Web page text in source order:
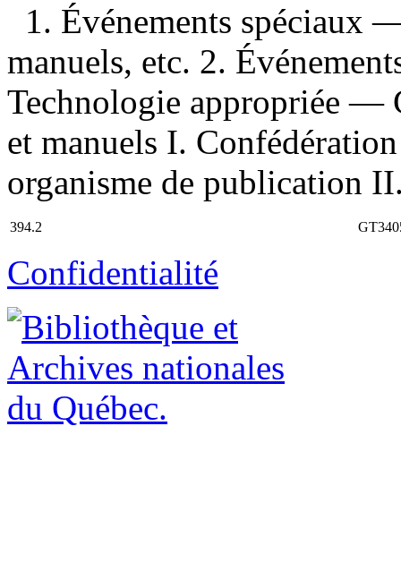
1. Événements
manuels, etc. 2.
Technologie appropriée —
et manuels I.
organisme de publication
394.2
Confidentialité